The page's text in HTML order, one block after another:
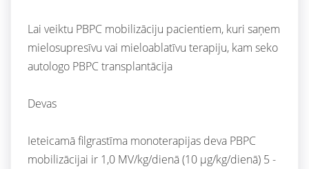
Lai veiktu PBPC mobilizāciju pacientiem, kuri saņem
mielosupresīvu vai mieloablatīvu terapiju, kam seko
autologo PBPC transplantācija
Devas
Ieteicamā filgrastīma monoterapijas deva PBPC
mobilizācijai ir 1,0 MV/kg/dienā (10 μg/kg/dienā) 5 -